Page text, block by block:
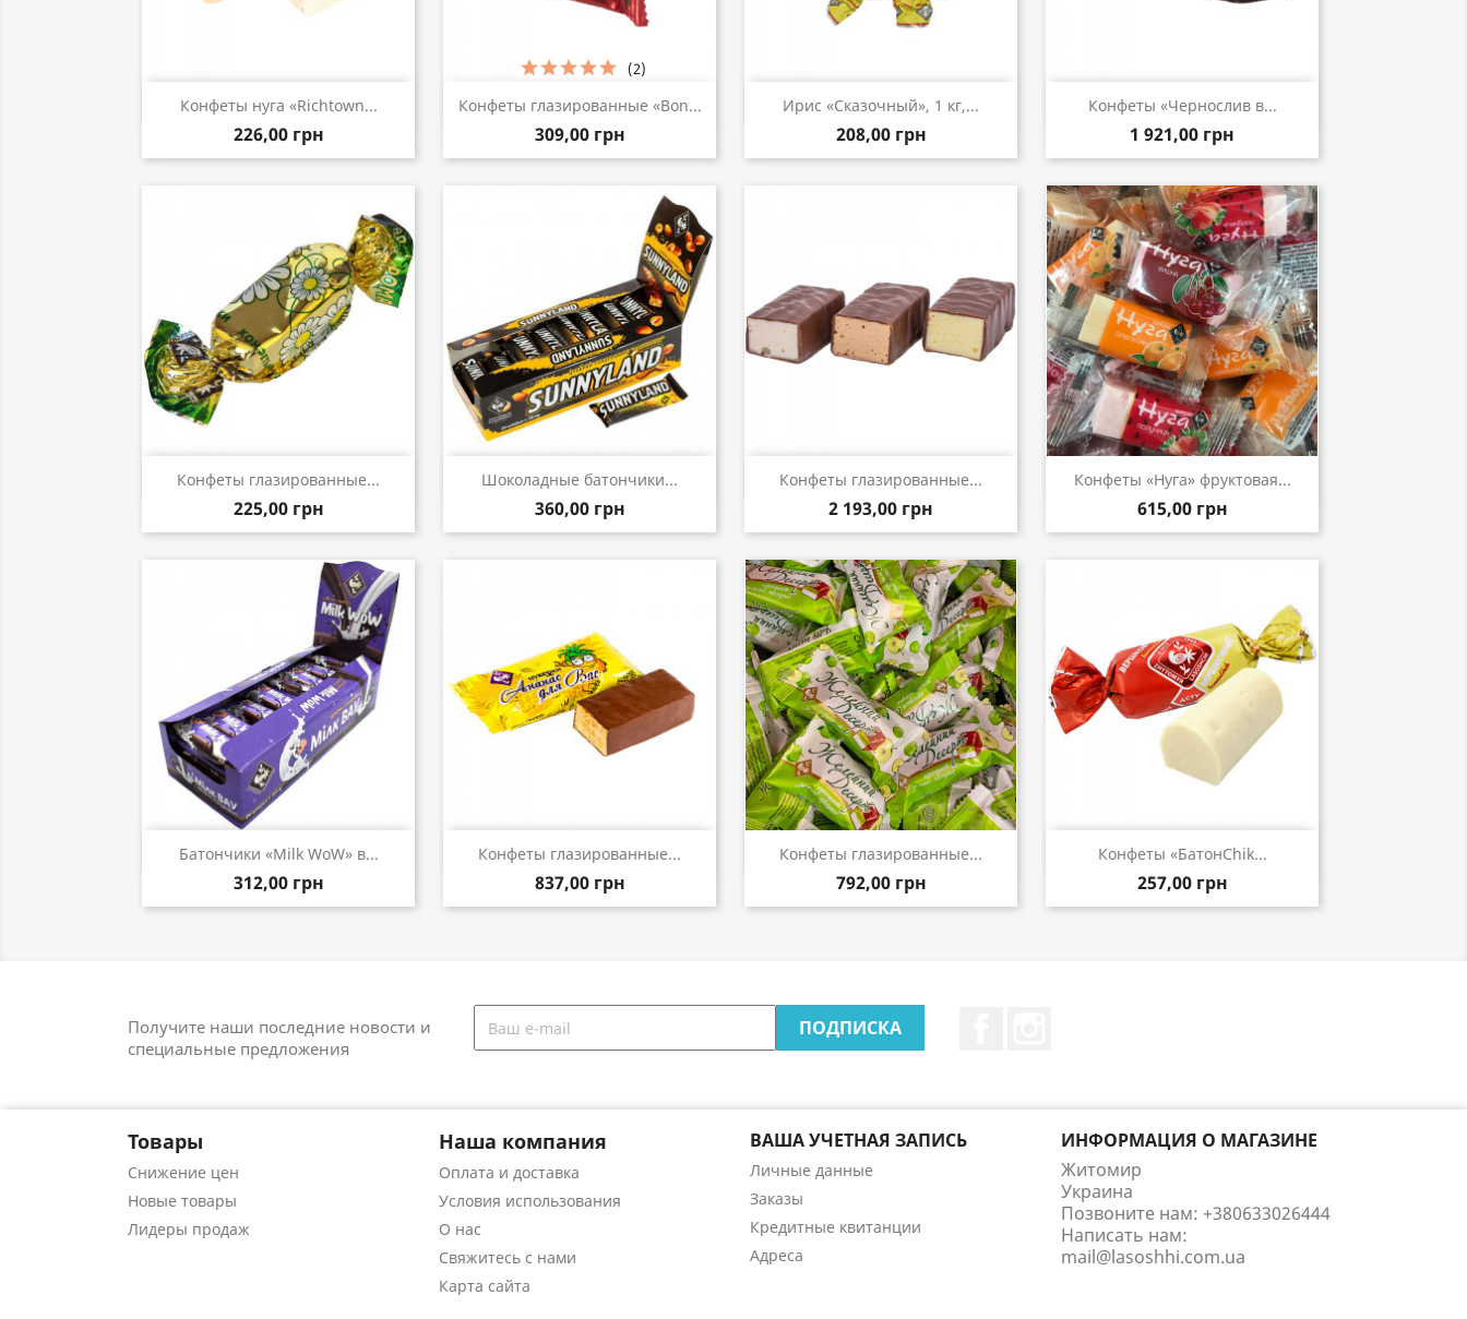
Конфеты нуга «Richtown...
226,00 грн
Быстрый просмотр Конфеты глазированные «Bon...
309,00 грн
(2)
Быстрый просмотр Ирис «Сказочный», 1 кг,...
208,00 грн
Быстрый просмотр Конфеты «Чернослив в...
1 921,00 грн
Быстрый просмотр
Конфеты глазированные...
225,00 грн
Быстрый просмотр Шоколадные батончики...
360,00 грн
Быстрый просмотр Конфеты глазированные...
2 193,00 грн
Быстрый просмотр Конфеты «Нуга» фруктовая...
615,00 грн
Быстрый просмотр
Батончики «Milk WoW» в...
312,00 грн
Быстрый просмотр Конфеты глазированные...
837,00 грн
Быстрый просмотр Конфеты глазированные...
792,00 грн
Быстрый просмотр Конфеты «БатонChik...
257,00 грн
Быстрый просмотр
Получите наши последние новости и
специальные предложения
Товары
Снижение цен
Новые товары
Лидеры продаж
Наша компания
Оплата и доставка
Условия использования
О нас
Свяжитесь с нами
Карта сайта
ВАША УЧЕТНАЯ ЗАПИСЬ
Личные данные
Заказы
Кредитные квитанции
Адреса
ИНФОРМАЦИЯ О МАГАЗИНЕ
Житомир
Украина
Позвоните нам: +380633026444
Написать нам:
mail@lasoshhi.com.ua